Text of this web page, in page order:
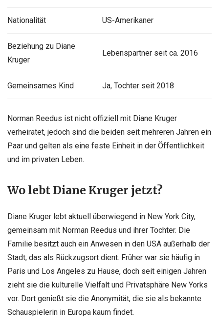
Nationalität US-Amerikaner
Beziehung zu Diane
Kruger
Lebenspartner seit ca. 2016
Gemeinsames Kind Ja, Tochter seit 2018
Norman Reedus ist nicht offiziell mit Diane Kruger
verheiratet, jedoch sind die beiden seit mehreren Jahren ein
Paar und gelten als eine feste Einheit in der Öffentlichkeit
und im privaten Leben.
Wo lebt Diane Kruger jetzt?
Diane Kruger lebt aktuell überwiegend in New York City,
gemeinsam mit Norman Reedus und ihrer Tochter. Die
Familie besitzt auch ein Anwesen in den USA außerhalb der
Stadt, das als Rückzugsort dient. Früher war sie häufig in
Paris und Los Angeles zu Hause, doch seit einigen Jahren
zieht sie die kulturelle Vielfalt und Privatsphäre New Yorks
vor. Dort genießt sie die Anonymität, die sie als bekannte
Schauspielerin in Europa kaum findet.